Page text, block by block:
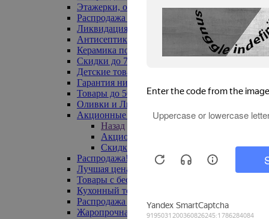
Этажерки, обувницы
Распродажа текстиля до -50%
Ликвидация до -70%
Антисептики
Керамика по 129 руб
Скидки до 70%
Детские товары
Гарантия низкой цены
Товары до 500 руб
Оливки и Лимоны
Акционные товары
Назад
Акционные товары
Скидка 20% по промокоду
Распродажа! Ульяновск до -70%
Лучшая цена
Товары с бесплатной доставкой
Кухонный текстиль
Распродажа до -50%
Жаропрочная посуда